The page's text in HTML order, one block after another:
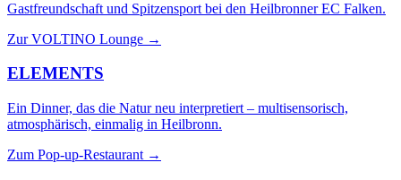
Gastfreundschaft und Spitzensport bei den Heilbronner EC Falken.
Zur VOLTINO Lounge →
ELEMENTS
Ein Dinner, das die Natur neu interpretiert – multisensorisch,
atmosphärisch, einmalig in Heilbronn.
Zum Pop-up-Restaurant →